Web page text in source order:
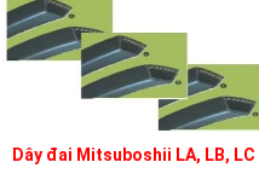
Dây đai Mitsuboshii LA, LB, LC